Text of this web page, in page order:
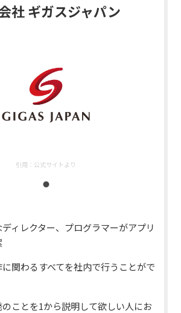
社 ギガスジャパン
引用： 公式サイトより
ィレクター、プログラマーがアプリ
関わるすべてを社内で行うことがで
のことを1から説明して欲しい人にお